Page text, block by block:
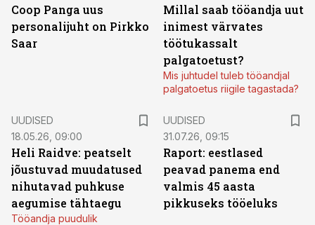
Coop Panga uus
personalijuht on Pirkko
Saar
Millal saab tööandja uut
inimest värvates
töötukassalt
palgatoetust?
Mis juhtudel tuleb tööandjal
palgatoetus riigile tagastada?
UUDISED
18.05.26, 09:00
Heli Raidve: peatselt
jõustuvad muudatused
nihutavad puhkuse
aegumise tähtaegu
Tööandja puudulik
UUDISED
31.07.26, 09:15
Raport: eestlased
peavad panema end
valmis 45 aasta
pikkuseks tööeluks